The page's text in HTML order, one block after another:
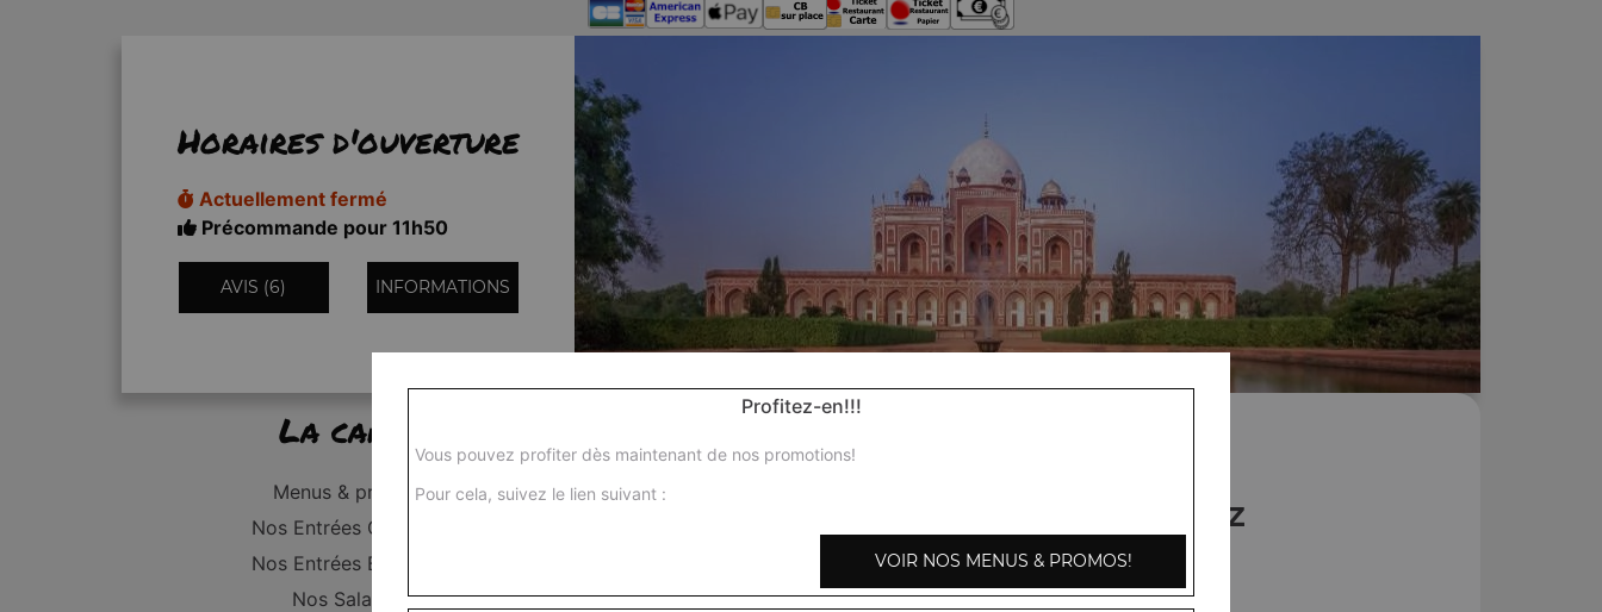
Horaires d'ouverture
Actuellement fermé
Précommande pour 11h50
AVIS (6) INFORMATIONS
La carte
Menus & promos
Nos Entrées Grillades
Nos Entrées Beignets
Nos Salades
Nos Riz
Profitez-en!!!
Vous pouvez profiter dès maintenant de nos promotions!
Pour cela, suivez le lien suivant :
VOIR NOS MENUS & PROMOS!